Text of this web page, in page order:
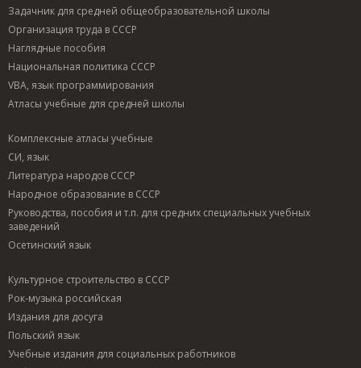
Задачник для средней общеобразовательной школы
Организация труда в СССР
Наглядные пособия
Национальная политика СССР
VBA, язык программирования
Атласы учебные для средней школы
Комплексные атласы учебные
СИ, язык
Литература народов СССР
Народное образование в СССР
Руководства, пособия и т.п. для средних специальных учебных
заведений
Осетинский язык
Культурное строительство в СССР
Рок-музыка российская
Издания для досуга
Польский язык
Учебные издания для социальных работников